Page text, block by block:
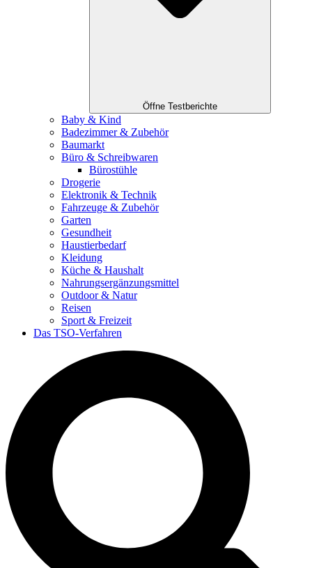
Öffne Testberichte
Baby & Kind
Badezimmer & Zubehör
Baumarkt
Büro & Schreibwaren
Bürostühle
Drogerie
Elektronik & Technik
Fahrzeuge & Zubehör
Garten
Gesundheit
Haustierbedarf
Kleidung
Küche & Haushalt
Nahrungsergänzungsmittel
Outdoor & Natur
Reisen
Sport & Freizeit
Das TSO-Verfahren